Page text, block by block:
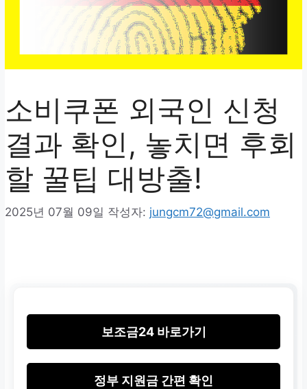
소비쿠폰 외국인 신청
결과 확인, 놓치면 후회
할 꿀팁 대방출!
2025년 07월 09일 작성자: jungcm72@gmail.com
보조금24 바로가기
정부 지원금 간편 확인